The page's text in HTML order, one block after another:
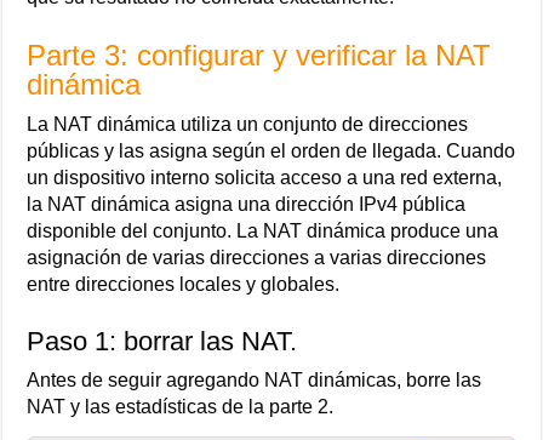
Parte 3: configurar y verificar la NAT
dinámica
La NAT dinámica utiliza un conjunto de direcciones
públicas y las asigna según el orden de llegada. Cuando
un dispositivo interno solicita acceso a una red externa,
la NAT dinámica asigna una dirección IPv4 pública
disponible del conjunto. La NAT dinámica produce una
asignación de varias direcciones a varias direcciones
entre direcciones locales y globales.
Paso 1: borrar las NAT.
Antes de seguir agregando NAT dinámicas, borre las
NAT y las estadísticas de la parte 2.